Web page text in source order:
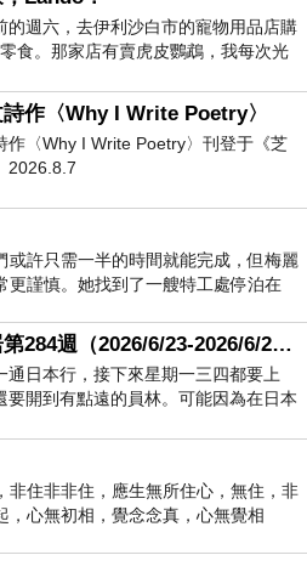
的週六，去伊利沙白市的寵物用品店購
食。那家店有賣虎皮鸚鵡，我每次光
一下。他們偶爾會引進 C
作〈Why I Write Poetry〉
作〈Why I Write Poetry〉刊登于《芝
2026.8.7
或許只需一半的時間就能完成，但梅麗
更謹慎。她找到了一艘特工處停泊在
週間農居第284週（2026/6/23-2026/6/24) 夏至 金黃稻浪洋溢豐收喜悅
通日本行，接下來星期一三四都要上
要開到有點遠的員林。可能因為在日本
星期一出門上班時，心裡沒有一
非住非非住，應生無所住心，無住，非
，心無初相，覺念念真，心無覺相